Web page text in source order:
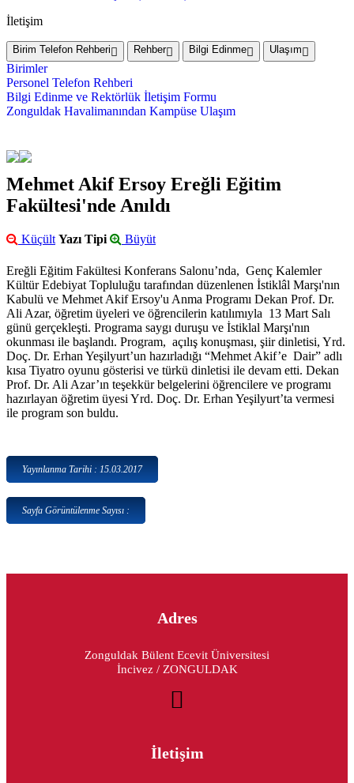
İletişim
Birim Telefon Rehberi Rehber Bilgi Edinme Ulaşım
Birimler
Personel Telefon Rehberi
Bilgi Edinme ve Rektörlük İletişim Formu
Zonguldak Havalimanından Kampüse Ulaşım
Mehmet Akif Ersoy Ereğli Eğitim
Fakültesi'nde Anıldı
Küçült Yazı Tipi Büyüt
Ereğli Eğitim Fakültesi Konferans Salonu’nda, Genç Kalemler
Kültür Edebiyat Topluluğu tarafından düzenlenen İstiklâl Marşı'nın
Kabulü ve Mehmet Akif Ersoy'u Anma Programı Dekan Prof. Dr.
Ali Azar, öğretim üyeleri ve öğrencilerin katılımıyla 13 Mart Salı
günü gerçekleşti. Programa saygı duruşu ve İstiklal Marşı'nın
okunması ile başlandı. Program, açılış konuşması, şiir dinletisi, Yrd.
Doç. Dr. Erhan Yeşilyurt’un hazırladığı “Mehmet Akif’e Dair” adlı
kısa Tiyatro oyunu gösterisi ve türkü dinletisi ile devam etti. Dekan
Prof. Dr. Ali Azar’ın teşekkür belgelerini öğrencilere ve programı
hazırlayan öğretim üyesi Yrd. Doç. Dr. Erhan Yeşilyurt’ta vermesi
ile program son buldu.
Yayınlanma Tarihi : 15.03.2017
Sayfa Görüntülenme Sayısı :
Adres
Zonguldak Bülent Ecevit Üniversitesi
İncivez / ZONGULDAK
İletişim